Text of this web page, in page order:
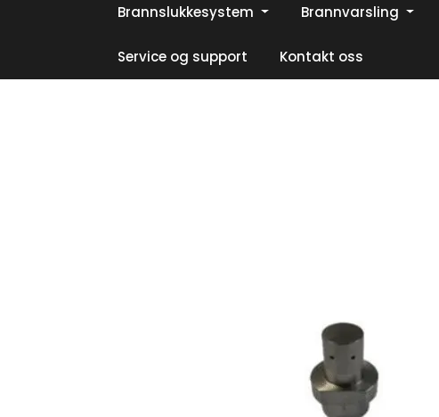
Skip to main content
Facebook | Instagram | LinkedIn
Brannslukkesystem Brannvarsling
Service og support Kontakt oss